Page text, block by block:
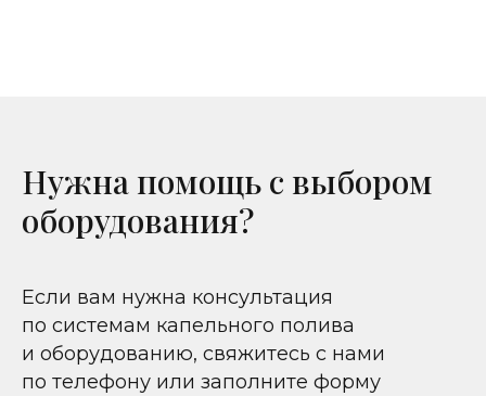
Нужна помощь с выбором
оборудования?
Если вам нужна консультация
по системам капельного полива
и оборудованию, свяжитесь с нами
по телефону или заполните форму